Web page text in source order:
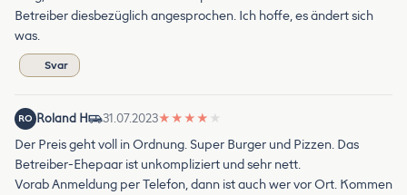
Betreiber diesbezüglich angesprochen. Ich hoffe, es ändert sich
was.
Svar
RO Roland H 31.07.2023★ ★ ★ ★ ★
Der Preis geht voll in Ordnung. Super Burger und Pizzen. Das
Betreiber-Ehepaar ist unkompliziert und sehr nett.
Vorab Anmeldung per Telefon, dann ist auch wer vor Ort. Kommen